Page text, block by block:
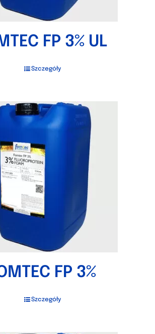
FP 3% UL
Szczegóły
FP 3%
Szczegóły